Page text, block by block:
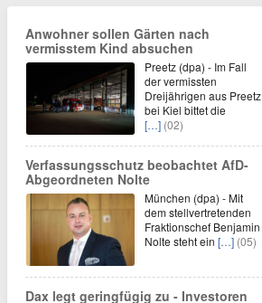
Anwohner sollen Gärten nach
vermisstem Kind absuchen
Preetz (dpa) - Im Fall
der vermissten
Dreijährigen aus Preetz
bei Kiel bittet die
[…] (02)
Verfassungsschutz beobachtet AfD-
Abgeordneten Nolte
München (dpa) - Mit
dem stellvertretenden
Fraktionschef Benjamin
Nolte steht ein […] (05)
Dax legt geringfügig zu - Investoren